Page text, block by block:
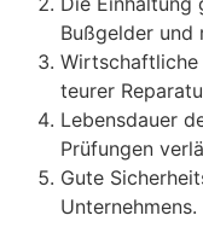
Bußgelder und
Wirtschaftliche
teurer
Lebensdauer
Prüfungen
Gute
Unternehmens.